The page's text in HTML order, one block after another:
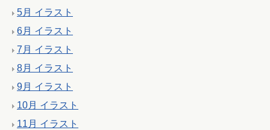
5月 イラスト
6月 イラスト
7月 イラスト
8月 イラスト
9月 イラスト
10月 イラスト
11月 イラスト